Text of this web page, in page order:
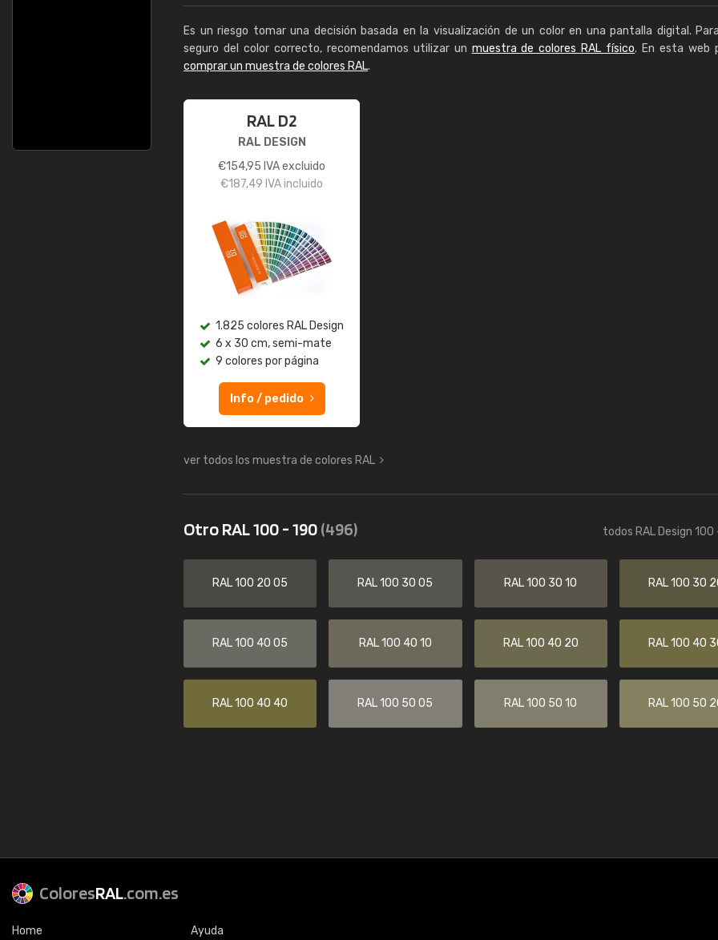
Es un riesgo tomar una decisión basada en la visualización de un color en una pantalla digital.
seguro del color correcto, recomendamos utilizar un muestra de colores RAL físico. En esta web
comprar un muestra de colores RAL.
RAL D2
RAL DESIGN
€154,95 IVA excluido
€187,49 IVA incluido
1.825 colores RAL Design
6 x 30 cm, semi-mate
9 colores por página
Info / pedido
ver todos los muestra de colores RAL
Otro RAL 100 - 190(496) todos RAL Design 100
RAL 100 20 05 RAL 100 30 05 RAL 100 30 10 RAL 100 30
RAL 100 40 05 RAL 100 40 10 RAL 100 40 20 RAL 100 40
RAL 100 40 40 RAL 100 50 05 RAL 100 50 10 RAL 100 50
ColoresRAL.com.es
Home Ayuda